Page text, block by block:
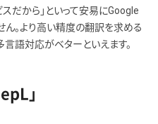
だから」といって安易にGoogle
。より高い精度の翻訳を求める
語対応がベターといえます。
」